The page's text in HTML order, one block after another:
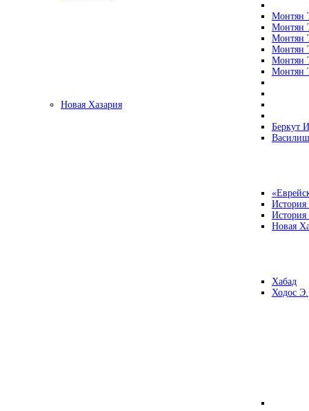
Монтян
Монтян
Монтян
Монтян
Монтян
Монтян
Новая Хазария
Беркут
Новая
Хабад
Ходос Э.